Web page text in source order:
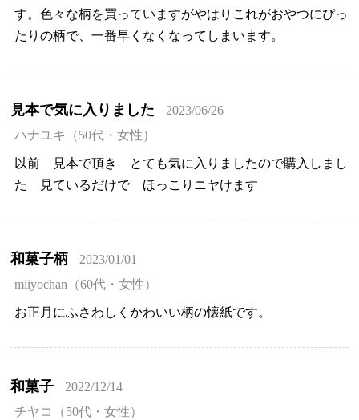
す。色々な柄を買っていますがやはりこれがおやつにぴっ
たりの柄で、一番早くなくなってしまいます。
見本で気に入りました
2023/06/26
ハナユキ（50代・女性）
以前 見本で頂き とても気に入りましたので購入しまし
た 見ているだけで ほっこりニヤけます
和菓子柄
2023/01/01
miiyochan（60代・女性）
お正月にふさわしくかわいい柄の懐紙です。
和菓子
2022/12/14
チヤコ（50代・女性）